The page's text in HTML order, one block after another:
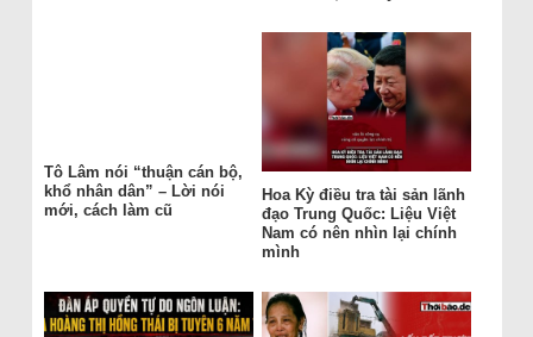
Tô Lâm nói “thuận cán bộ,
khổ nhân dân” – Lời nói
mới, cách làm cũ
Hoa Kỳ điều tra tài sản lãnh
đạo Trung Quốc: Liệu Việt
Nam có nên nhìn lại chính
mình